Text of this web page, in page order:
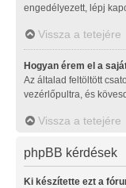
engedélyezett, lépj
Vissza a tetejére
Hogyan érem el a
Az általad feltöltött
vezérlőpultra, és
Vissza a tetejére
phpBB kérdések
Ki készítette ezt a